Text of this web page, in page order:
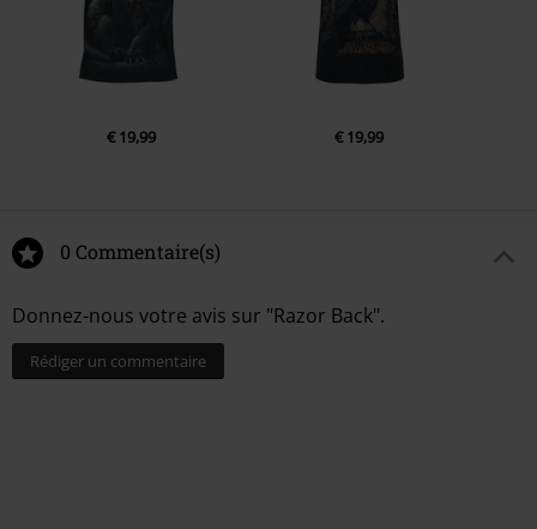
€ 19,99 € 19,99
0 Commentaire(s)
Donnez-nous votre avis sur "Razor Back".
Rédiger un commentaire